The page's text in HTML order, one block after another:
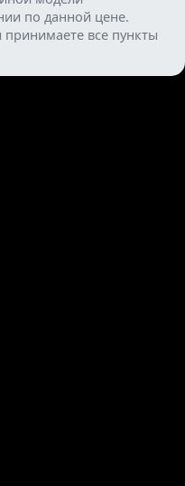
по данной цене.
все пункты